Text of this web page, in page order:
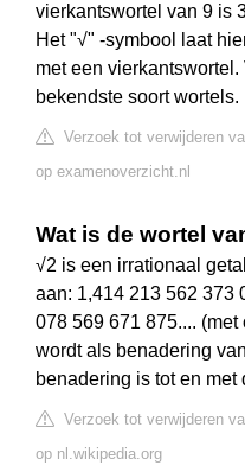
vierkantswortel van 9 is
Het "√" -symbool laat
met een
bekendste soort wortels.
Verzoek tot verwijderen
op examenoverzicht.nl
Wat is de wortel
√2 is een irrationaal
aan: 1,414 213 562 373
078 569 671 875....
wordt als benadering
benadering is tot en
Verzoek tot verwijderen
op nl.wikipedia.org